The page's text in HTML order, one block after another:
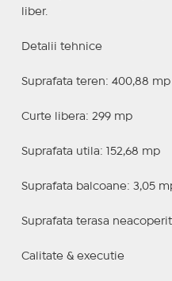
liber.
Detalii tehnice
Suprafata teren: 400,88 mp
Curte libera: 299 mp
Suprafata utila: 152,68 mp
Suprafata balcoane: 3,05
Suprafata terasa
Calitate & executie